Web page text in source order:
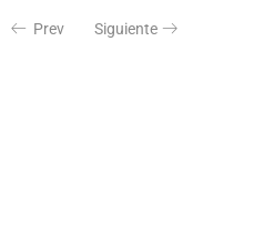
Prev Siguiente